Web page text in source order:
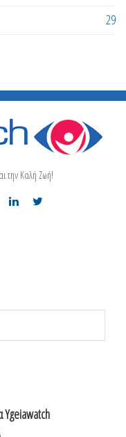
29
την Καλή Ζωή!
Ygeiawatch